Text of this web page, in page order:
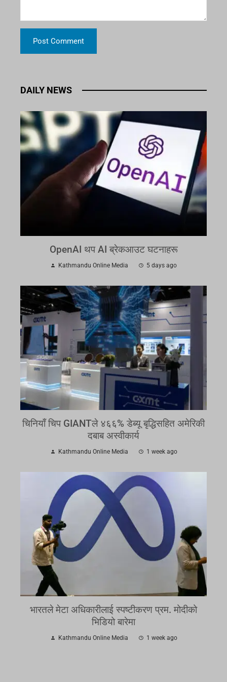
DAILY NEWS
OpenAI थप AI ब्रेकआउट घटनाहरू
Kathmandu Online Media 5 days ago
चिनियाँ चिप GIANTले ४६६% डेब्यू बृद्धिसहित अमेरिकी
दबाब अस्वीकार्य
Kathmandu Online Media 1 week ago
भारतले मेटा अधिकारीलाई स्पष्टीकरण प्रम. मोदीको
भिडियो बारेमा
Kathmandu Online Media 1 week ago